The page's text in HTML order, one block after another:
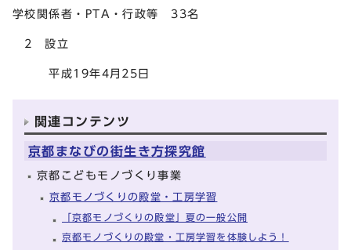
学校関係者・PTA・行政等 33名
2 設立
平成19年4月25日
関連コンテンツ
京都まなびの街生き方探究館
京都こどもモノづくり事業
京都モノづくりの殿堂・工房学習
「京都モノづくりの殿堂」夏の一般公開
京都モノづくりの殿堂・工房学習を体験しよう！